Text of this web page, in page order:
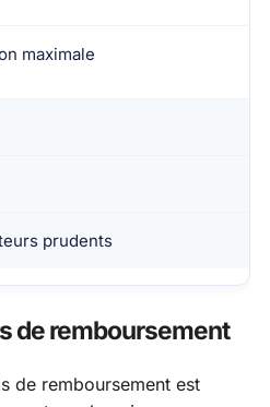
maximale
prudents
de remboursement
de remboursement est